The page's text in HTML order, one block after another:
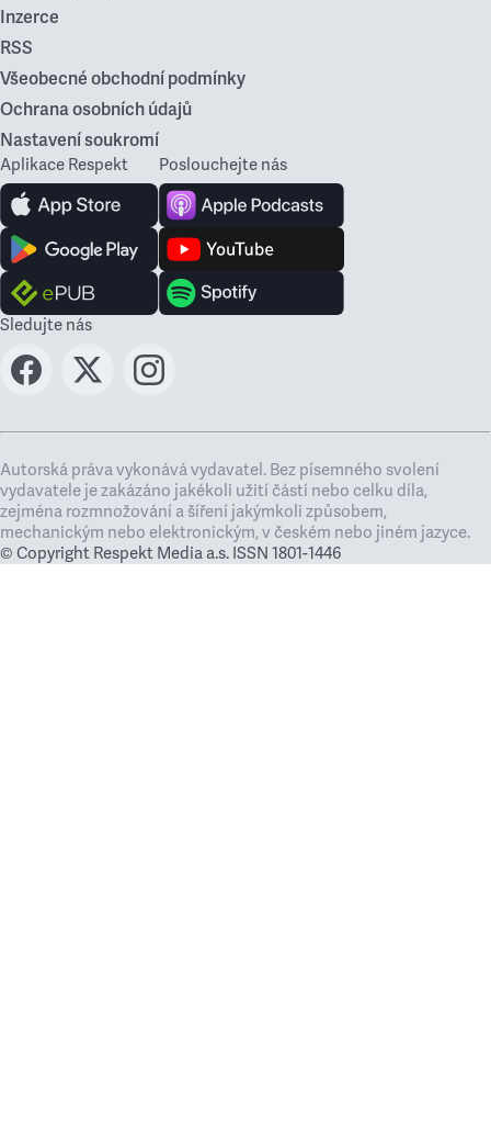
Inzerce
RSS
Všeobecné obchodní podmínky
Ochrana osobních údajů
Nastavení soukromí
Aplikace Respekt Poslouchejte nás
Sledujte nás
Autorská práva vykonává vydavatel. Bez písemného svolení
vydavatele je zakázáno jakékoli užití částí nebo celku díla,
zejména rozmnožování a šíření jakýmkoli způsobem,
mechanickým nebo elektronickým, v českém nebo jiném jazyce.
© Copyright Respekt Media a.s. ISSN 1801-1446